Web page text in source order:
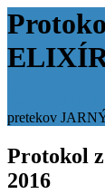
pretekov
Protokol
2016